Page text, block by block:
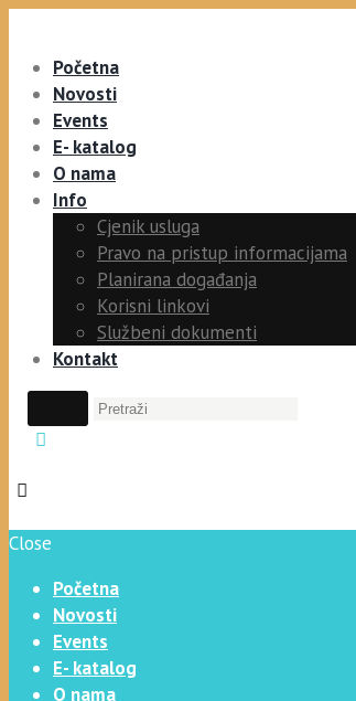
Početna
Novosti
Events
E- katalog
O nama
Info
Cjenik usluga
Pravo na pristup informacijama
Planirana događanja
Korisni linkovi
Službeni dokumenti
Kontakt
Close
Početna
Novosti
Events
E- katalog
O nama